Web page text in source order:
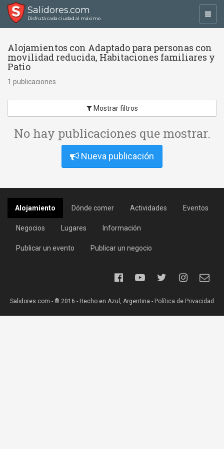
Salidores.com
Disfrutá cada ciudad al máximo
Alojamientos con Adaptado para personas con
movilidad reducida, Habitaciones familiares y
Patio
1 publicaciones
Mostrar filtros
No hay publicaciones que mostrar.
Nueva publicación
Alojamiento Dónde comer Actividades Eventos
Negocios Lugares Información
Publicar un evento Publicar un negocio
Salidores.com - ® 2016 - Hecho en Azul, Argentina - Política de Privacidad